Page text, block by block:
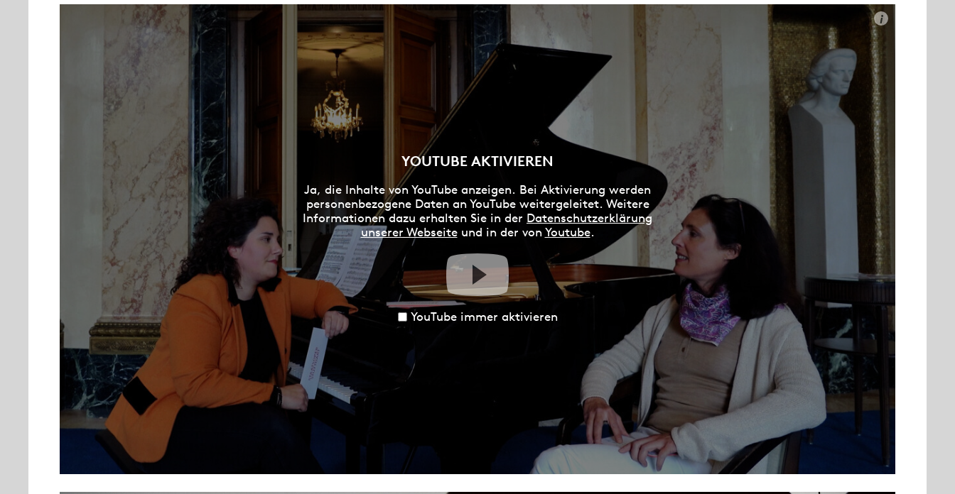
YOUTUBE AKTIVIEREN
Ja, die Inhalte von YouTube anzeigen. Bei Aktivierung werden
personenbezogene Daten an YouTube weitergeleitet. Weitere
Informationen dazu erhalten Sie in der Datenschutzerklärung
unserer Webseiteund in der vonYoutube.
i
YouTube immer aktivieren